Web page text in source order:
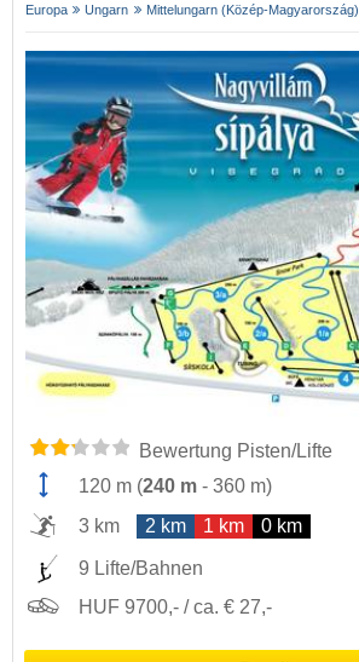
Europa Ungarn Mittelungarn (Közép-Magyarország)
Bewertung Pisten/Lifte
120 m (240 m - 360 m)
3 km
2 km 1 km 0 km
9 Lifte/Bahnen
HUF 9700,- / ca. € 27,-